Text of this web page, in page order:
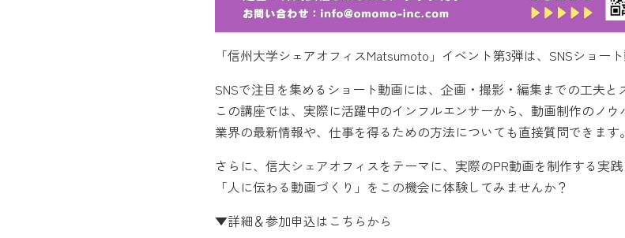
「信州大学シェアオフィスMatsumoto」イベント第3弾は、SNSショー
SNSで注目を集めるショート動画には、企画・撮影・編集までの工夫と
この講座では、実際に活躍中のインフルエンサーから、動画制作のノ
業界の最新情報や、仕事を得るための方法についても直接質問できます。
さらに、信大シェアオフィスをテーマに、実際のPR動画を制作する実践
「人に伝わる動画づくり」をこの機会に体験してみませんか？
▼詳細＆参加申込はこちらから